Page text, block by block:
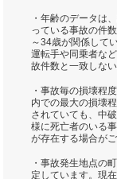
・年齢のデータは
っている事故の件
～34歳が関係して
運転手や同乗者な
故件数と一致しな
・事故毎の損壊程
内での最大の損壊
されていても、中
様に死亡者のいる
が存在する場合が
・事故発生地点の
定しています。現